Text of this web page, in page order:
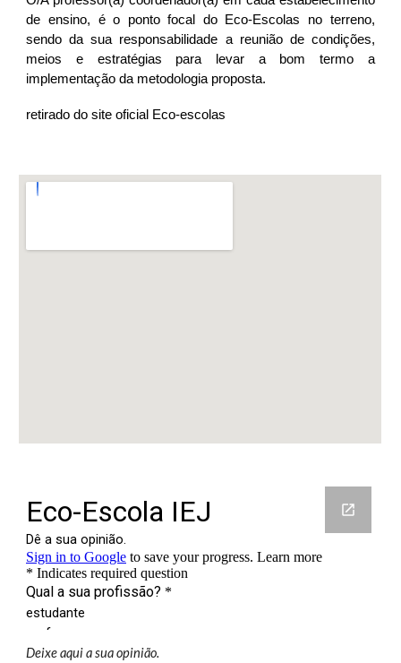
de ensino, é o ponto focal do Eco-Escolas no terreno,
sendo da sua responsabilidade a reunião de condições,
meios e estratégias para levar a bom termo a
implementação da metodologia proposta.
retirado do site oficial Eco-escolas
Deixe aqui a sua opinião.